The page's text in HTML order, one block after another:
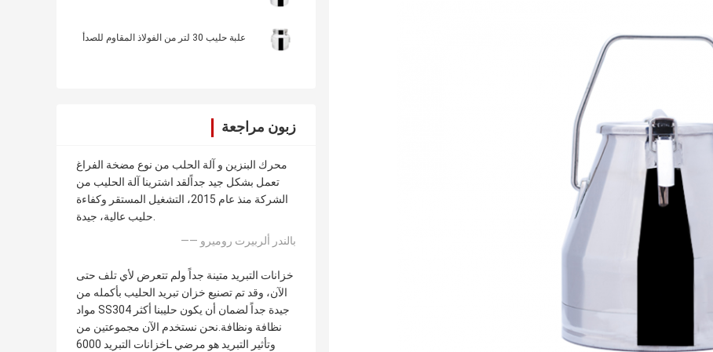
علبة حليب 30 لتر من الفولاذ المقاوم للصدأ
زبون مراجعة
محرك البنزين و آلة الحلب من نوع مضخة الفراغ
تعمل بشكل جيد جداًلقد اشترينا آلة الحليب من
الشركة منذ عام 2015، التشغيل المستقر وكفاءة
حليب عالية، جيدة.
—— بالندر ألربيرت روميرو
خزانات التبريد متينة جداً ولم تتعرض لأي تلف حتى
الآن، وقد تم تصنيع خزان تبريد الحليب بأكمله من
مواد SS304 جيدة جداً لضمان أن يكون حليبنا أكثر
نظافة ونظافة.نحن نستخدم الآن مجموعتين من
خزانات التبريد 6000L وتأثير التبريد هو مرضي